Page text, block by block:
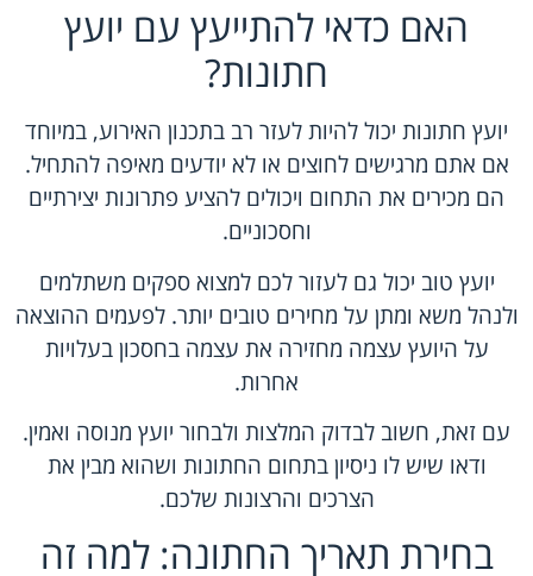
האם כדאי להתייעץ עם יועץ
חתונות?
יועץ חתונות יכול להיות לעזר רב בתכנון האירוע, במיוחד
אם אתם מרגישים לחוצים או לא יודעים מאיפה להתחיל.
הם מכירים את התחום ויכולים להציע פתרונות יצירתיים
וחסכוניים.
יועץ טוב יכול גם לעזור לכם למצוא ספקים משתלמים
ולנהל משא ומתן על מחירים טובים יותר. לפעמים ההוצאה
על היועץ עצמה מחזירה את עצמה בחסכון בעלויות
אחרות.
עם זאת, חשוב לבדוק המלצות ולבחור יועץ מנוסה ואמין.
ודאו שיש לו ניסיון בתחום החתונות ושהוא מבין את
הצרכים והרצונות שלכם.
בחירת תאריך החתונה: למה זה